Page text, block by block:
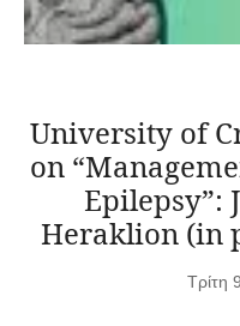
University of
on
Epilepsy”:
Heraklion (in
Τρίτη